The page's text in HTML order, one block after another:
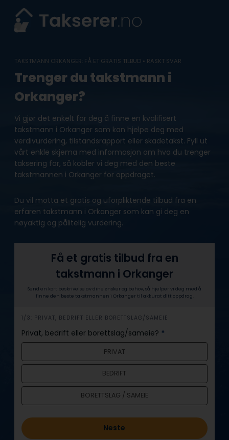
content
TAKSTMANN ORKANGER: FÅ ET GRATIS TILBUD • RASKT SVAR
Trenger du takstmann i
Orkanger?
Vi gjør det enkelt for deg å finne en kvalifisert
takstmann i Orkanger som kan hjelpe deg med
verdivurdering, tilstandsrapport eller skadetakst. Fyll ut
vårt enkle skjema med informasjon om hva du trenger
taksering for, så kobler vi deg med den beste
takstmannen i Orkanger for oppdraget.
Du vil motta et gratis og uforpliktende tilbud fra en
erfaren takstmann i Orkanger som kan gi deg en
nøyaktig og pålitelig vurdering.
Få et gratis tilbud fra en
takstmann i Orkanger
Send en kort beskrivelse av dine ønsker og behov, så hjelper vi deg med å
finne den beste takstmannen i Orkanger til akkurat ditt oppdrag.
h
e
r
1/3: PRIVAT, BEDRIFT ELLER BORETTSLAG/SAMEIE
Privat, bedrift eller borettslag/sameie? *
PRIVAT
BEDRIFT
BORETTSLAG / SAMEIE
Neste